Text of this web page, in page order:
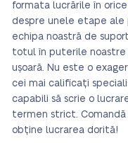
formata lucrările în orice
despre unele etape ale
echipa noastră de
totul în puterile noastre
ușoară. Nu este o
cei mai calificați
capabili să scrie o
termen strict.
obține lucrarea dorită!